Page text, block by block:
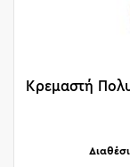
Κρεμαστή